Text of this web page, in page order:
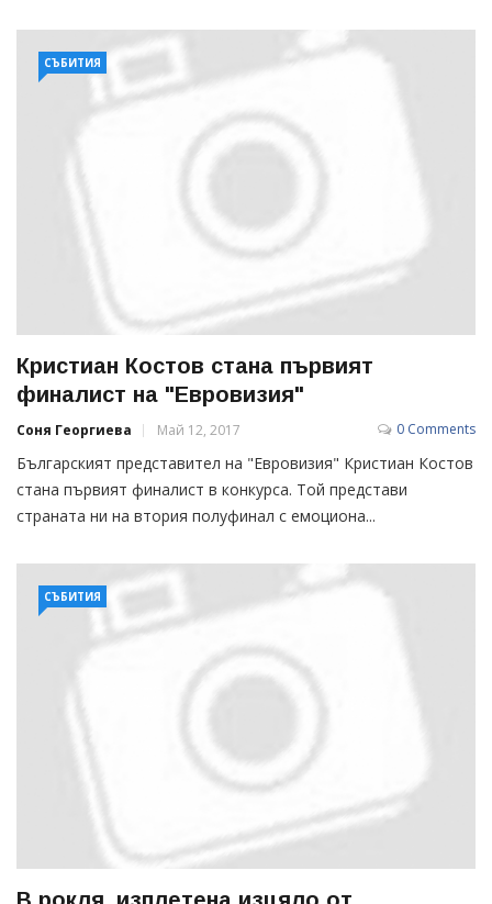
СЪБИТИЯ
Кристиан Костов стана първият
финалист на "Евровизия"
Соня Георгиева Май 12, 2017 0 Comments
Българският представител на "Евровизия" Кристиан Костов
стана първият финалист в конкурса. Той представи
страната ни на втория полуфинал с емоциона...
СЪБИТИЯ